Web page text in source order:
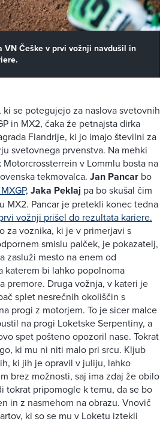
VN Češke v prvi vožnji navdušil in
se potegujejo za naslova svetovnih
in MX2, čaka že petnajsta dirka
Flandrije, ki jo imajo številni za
svetovnega prvenstva. Na mehki
v Lommlu bosta na
tekmovalca. Jan Pancar bo
Jaka Peklaj pa bo skušal čim
MX2. Pancar je pretekli konec tedna
vožnji prišel do rezultata kariere.
za voznika, ki je v primerjavi s
smislu palček, je pokazatelj,
zasluži mesto na enem od
katerem bi lahko popolnoma
premore. Druga vožnja, v kateri je
splet nesrečnih okoliščin s
progi z motorjem. To je sicer malce
na progi Loketske Serpentiny, a
spet pošteno opozoril nase. Tokrat
ki mu ni niti malo pri srcu. Kljub
ki jih je opravil v juliju, lahko
brez možnosti, saj ima zdaj že obilo
tokrat pripomogle k temu, da se bo
in z nasmehom na obrazu. Vnovič
ki so se mu v Loketu iztekli